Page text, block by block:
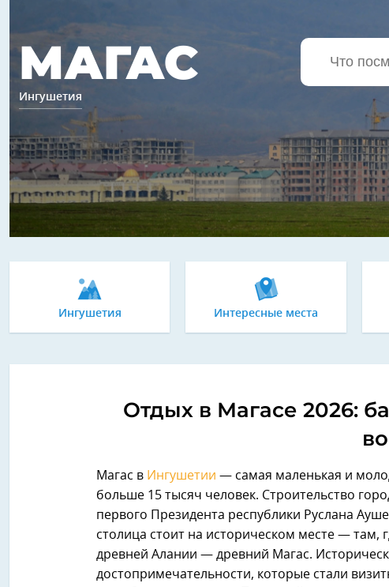
МАГАС
Ингушетия
Ингушетия Интересные места
Отдых в Магасе 2026:
Магас в Ингушетии — самая маленькая и
больше 15 тысяч человек. Строительство
первого Президента республики Руслана
столица стоит на историческом месте — там,
древней Алании — древний Магас.
достопримечательности, которые стали